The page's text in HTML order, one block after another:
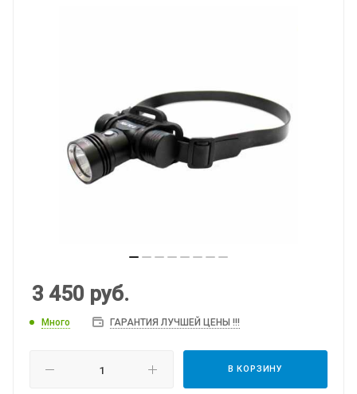
3 450 руб.
Много ГАРАНТИЯ ЛУЧШЕЙ ЦЕНЫ !!!
В КОРЗИНУ